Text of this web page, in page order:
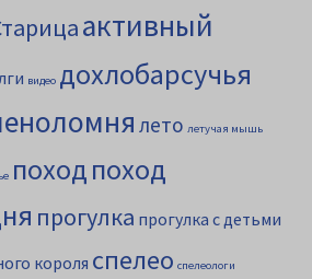
активный
видео дохлобарсучья
лето летучая мышь
походпоход
прогулка прогулка с детьми
короля спелео спелеологи